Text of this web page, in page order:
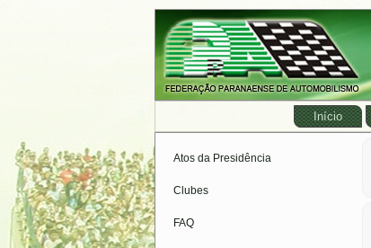
Início
Atos da Presidência
Clubes
FAQ